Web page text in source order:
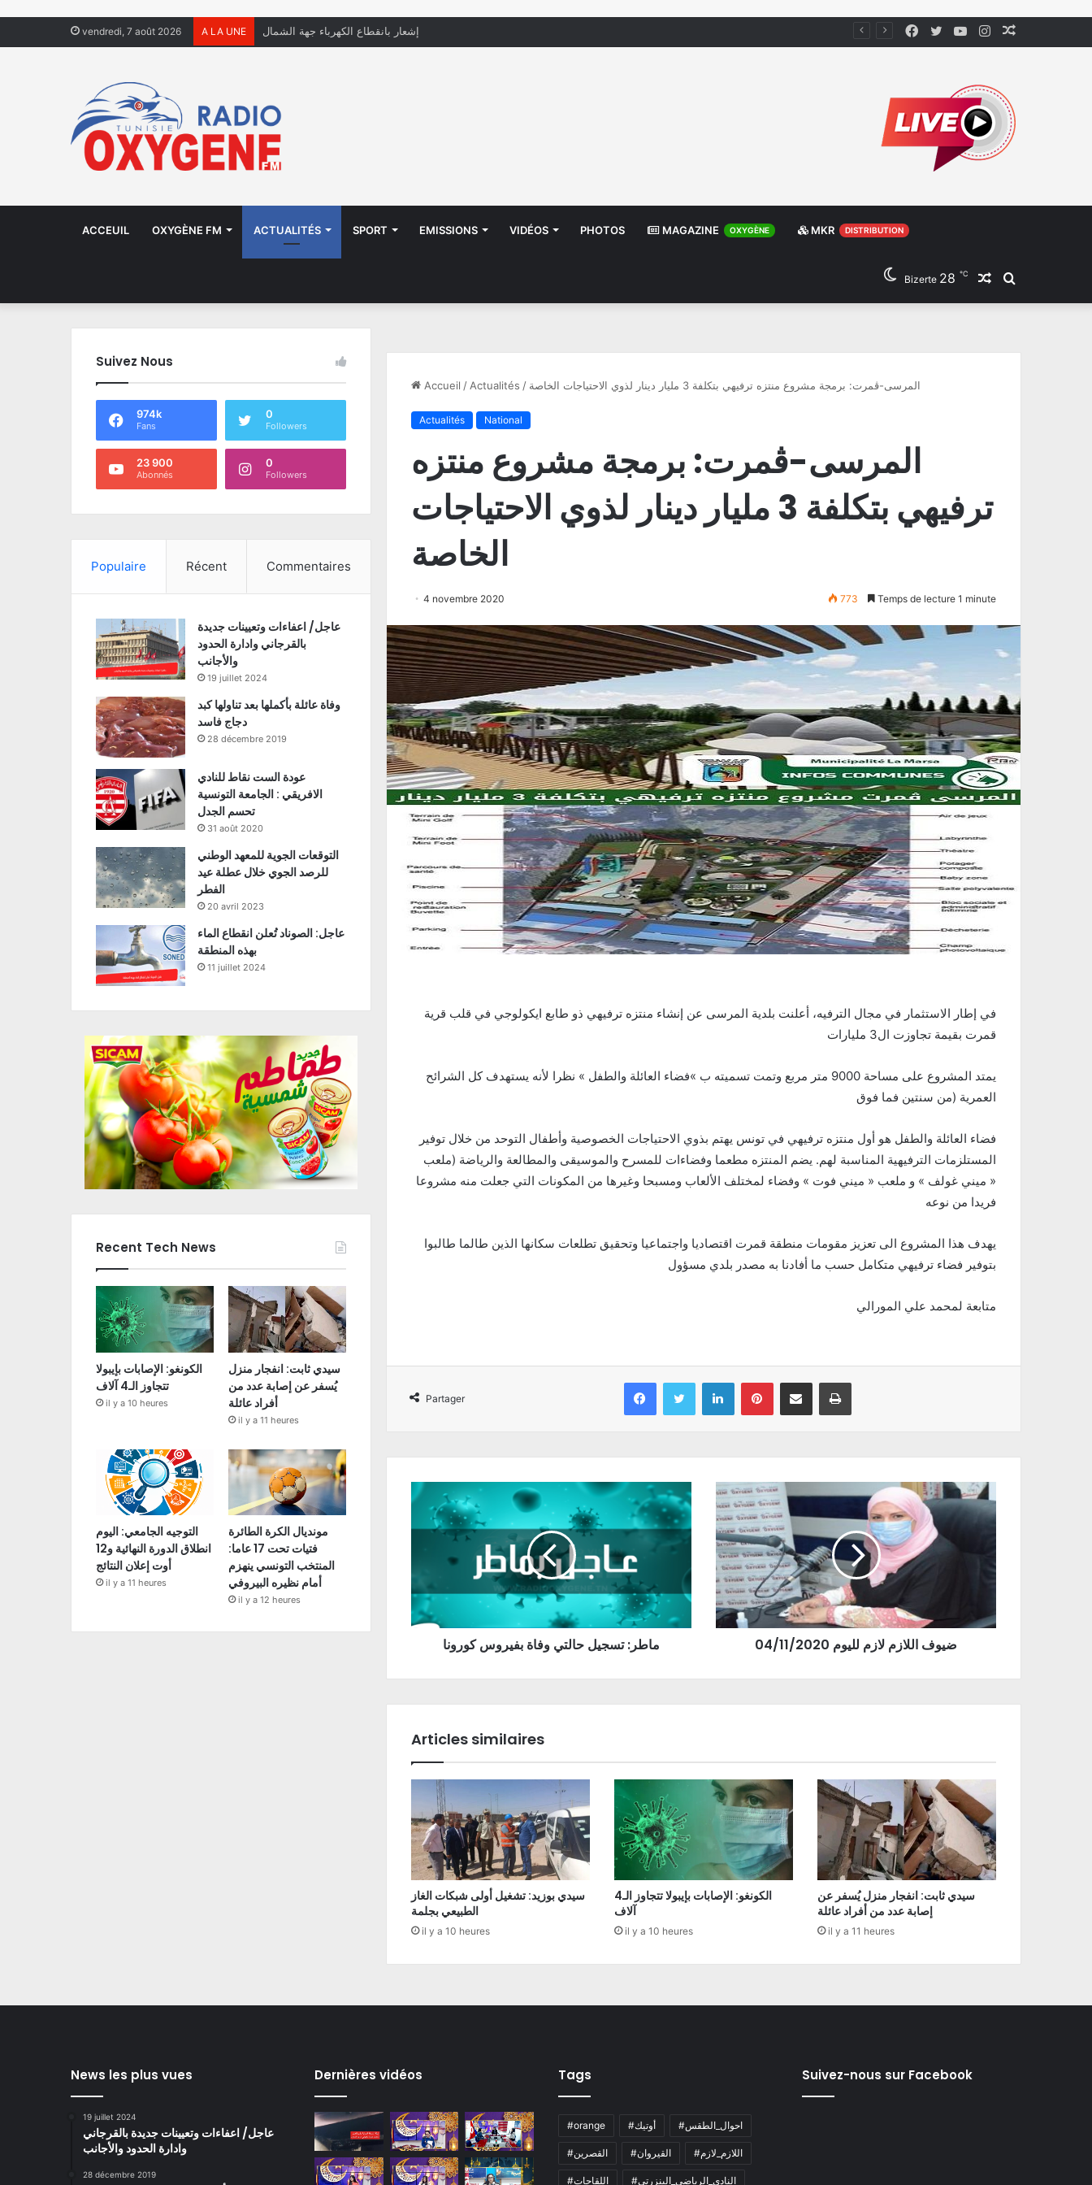
vendredi, 7 août 2026 A LA UNE منظّمة تدعو السلطات إلى التدخل بعد تداول صور أطفال يعيشون في الشوارع Instagram
YouTube
Twitter
Facebook
ACCEUIL OXYGÈNE FM ACTUALITÉS SPORT EMISSIONS VIDÉOS PHOTOS MAGAZINE OXYGÈNE MKR DISTRIBUTION
Rechercher
Article
Bizerte 28 ℃
Accueil / Actualités / المرسى-ڨمرت: برمجة مشروع منتزه ترفيهي بتكلفة 3 مليار دينار لذوي الاحتياجات الخاصة
Actualités National
المرسى-ڨمرت: برمجة مشروع منتزه
ترفيهي بتكلفة 3 مليار دينار لذوي الاحتياجات
الخاصة
4 novembre 2020 773 Temps de lecture 1 minute
في إطار الاستثمار في مجال الترفيه، أعلنت بلدية المرسى عن إنشاء منتزه ترفيهي ذو طابع ايكولوجي في قلب قرية
قمرت بقيمة تجاوزت ال3 مليارات
يمتد المشروع على مساحة 9000 متر مربع وتمت تسميته ب »فضاء العائلة والطفل » نظرا لأنه يستهدف كل الشرائح
العمرية (من سنتين فما فوق
فضاء العائلة والطفل هو أول منتزه ترفيهي في تونس يهتم بذوي الاحتياجات الخصوصية وأطفال التوحد من خلال توفير
المستلزمات الترفيهية المناسبة لهم. يضم المنتزه مطعما وفضاءات للمسرح والموسيقى والمطالعة والرياضة (ملعب
« ميني غولف » و ملعب « ميني فوت » وفضاء لمختلف الألعاب ومسبحا وغيرها من المكونات التي جعلت منه مشروعا
فريدا من نوعه
يهدف هذا المشروع الى تعزيز مقومات منطقة قمرت اقتصاديا واجتماعيا وتحقيق تطلعات سكانها الذين طالما طالبوا
بتوفير فضاء ترفيهي متكامل حسب ما أفادنا به مصدر بلدي مسؤول
متابعة لمحمد علي المورالي
Partager
Facebook Twitter Linkedin Pinterest Partager par email Imprimer
ماطر: تسجيل حالتي وفاة بفيروس كورونا ضيوف اللازم لازم لليوم 04/11/2020
Articles similaires
سيدي بوزيد: تشغيل أولى شبكات الغاز
الطبيعي بجلمة
il y a 10 heures
الكونغو: الإصابات بإيبولا تتجاوز الـ4
آلاف
il y a 10 heures
سيدي ثابت: انفجار منزل يُسفر عن
إصابة عدد من أفراد عائلة
il y a 11 heures
Suivez Nous
974k
Fans
0
Followers
23 900
Abonnés
0
Followers
Populaire Récent Commentaires
عاجل/ اعفاءات وتعيينات جديدة
بالقرجاني وادارة الحدود
والأجانب
19 juillet 2024
وفاة عائلة بأكملها بعد تناولها كبد
دجاج فاسد
28 décembre 2019
عودة الست نقاط للنادي
الافريقي : الجامعة التونسية
تحسم الجدل
31 août 2020
التوقعات الجوية للمعهد الوطني
للرصد الجوي خلال عطلة عيد
الفطر
20 avril 2023
عاجل: الصوناد تُعلن انقطاع الماء
بهذه المنطقة
11 juillet 2024
Recent Tech News
الكونغو: الإصابات بإيبولا
تتجاوز الـ4 آلاف
il y a 10 heures
سيدي ثابت: انفجار منزل
يُسفر عن إصابة عدد من
أفراد عائلة
il y a 11 heures
التوجيه الجامعي: اليوم
انطلاق الدورة النهائية و12
أوت إعلان النتائج
il y a 11 heures
مونديال الكرة الطائرة
فتيات تحت 17 عاما:
المنتخب التونسي ينهزم
أمام نظيره البيروفي
il y a 12 heures
News les plus vues
19 juillet 2024
عاجل/ اعفاءات وتعيينات جديدة بالقرجاني
وادارة الحدود والأجانب
28 décembre 2019
Dernières vidéos Tags
#orange #أوتيك #احوال_الطقس
#القصرين #القيروان #اللازم_لازم
#اللقاحات #النادي_الرياضي_البنزرتي
Suivez-nous sur Facebook